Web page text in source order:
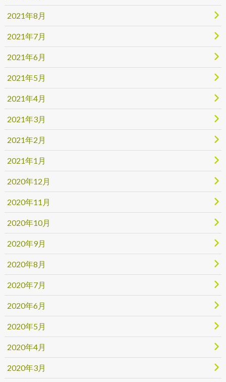
2021年8月
2021年7月
2021年6月
2021年5月
2021年4月
2021年3月
2021年2月
2021年1月
2020年12月
2020年11月
2020年10月
2020年9月
2020年8月
2020年7月
2020年6月
2020年5月
2020年4月
2020年3月